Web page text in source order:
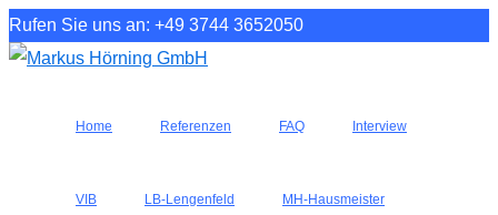
Rufen Sie uns an: +49 3744 3652050
Home Referenzen FAQ Interview
VIB LB-Lengenfeld MH-Hausmeister